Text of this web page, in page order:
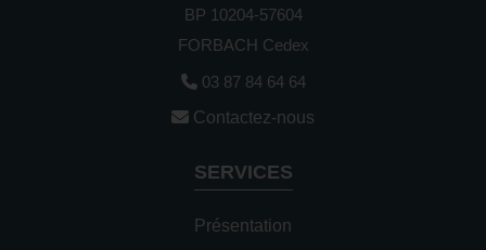
BP 10204-57604
FORBACH Cedex
03 87 84 64 64
Contactez-nous
SERVICES
Présentation